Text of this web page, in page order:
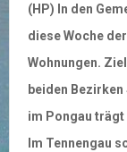
(HP) In den
diese Woche
Wohnungen.
beiden
im Pongau trägt
Im Tennengau